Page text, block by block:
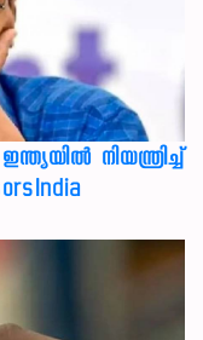
നിയന്ത്രിച്ച്